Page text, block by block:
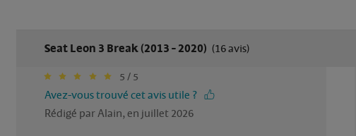
Seat Leon 3 Break (2013 - 2020) (16 avis)
5 / 5
Avez-vous trouvé cet avis utile ?
Rédigé par Alain, en juillet 2026